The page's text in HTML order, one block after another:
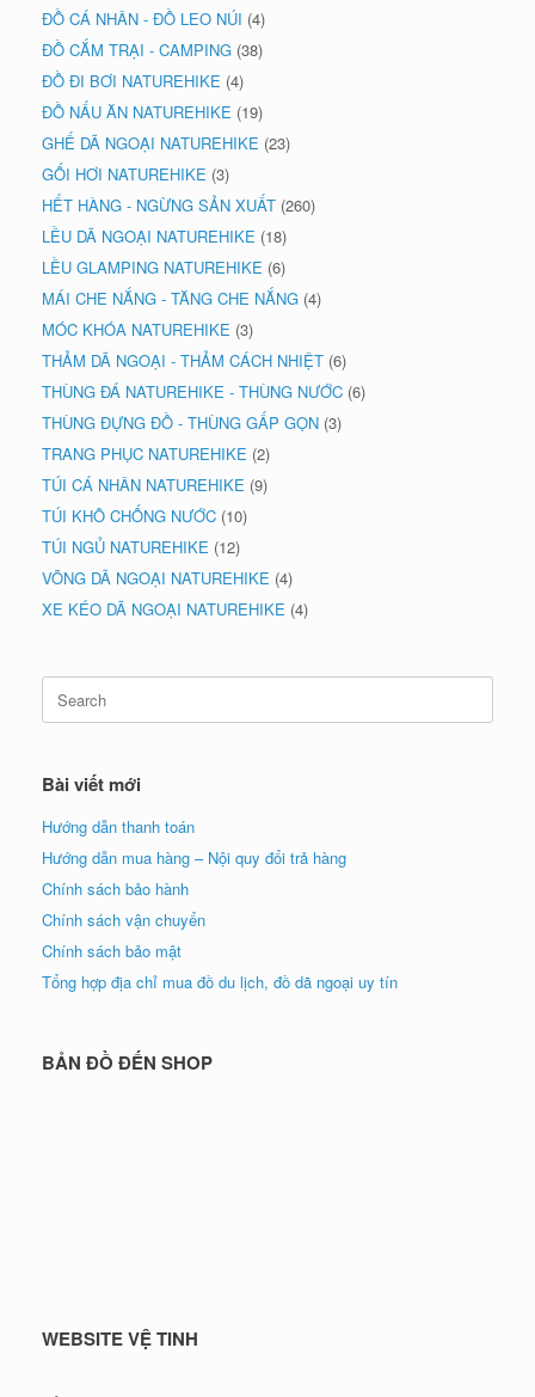
ĐỒ CÁ NHÂN - ĐỒ LEO NÚI (4)
ĐỒ CẮM TRẠI - CAMPING (38)
ĐỒ ĐI BƠI NATUREHIKE (4)
ĐỒ NẤU ĂN NATUREHIKE (19)
GHẾ DÃ NGOẠI NATUREHIKE (23)
GỐI HƠI NATUREHIKE (3)
HẾT HÀNG - NGỪNG SẢN XUẤT (260)
LỀU DÃ NGOẠI NATUREHIKE (18)
LỀU GLAMPING NATUREHIKE (6)
MÁI CHE NẮNG - TĂNG CHE NẮNG (4)
MÓC KHÓA NATUREHIKE (3)
THẢM DÃ NGOẠI - THẢM CÁCH NHIỆT (6)
THÙNG ĐÁ NATUREHIKE - THÙNG NƯỚC (6)
THÙNG ĐỰNG ĐỒ - THÙNG GẤP GỌN (3)
TRANG PHỤC NATUREHIKE (2)
TÚI CÁ NHÂN NATUREHIKE (9)
TÚI KHÔ CHỐNG NƯỚC (10)
TÚI NGỦ NATUREHIKE (12)
VÕNG DÃ NGOẠI NATUREHIKE (4)
XE KÉO DÃ NGOẠI NATUREHIKE (4)
Search
for:
Bài viết mới
Hướng dẫn thanh toán
Hướng dẫn mua hàng – Nội quy đổi trả hàng
Chính sách bảo hành
Chính sách vận chuyển
Chính sách bảo mật
Tổng hợp địa chỉ mua đồ du lịch, đồ dã ngoại uy tín
BẢN ĐỒ ĐẾN SHOP
WEBSITE VỆ TINH